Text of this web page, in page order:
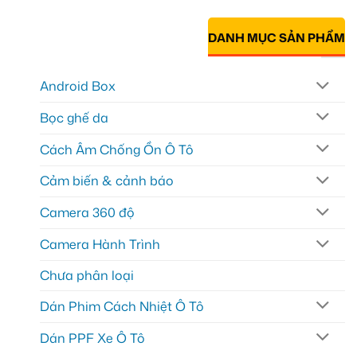
DANH MỤC SẢN PHẨM
Android Box
Bọc ghế da
Cách Âm Chống Ồn Ô Tô
Cảm biến & cảnh báo
Camera 360 độ
Camera Hành Trình
Chưa phân loại
Dán Phim Cách Nhiệt Ô Tô
Dán PPF Xe Ô Tô